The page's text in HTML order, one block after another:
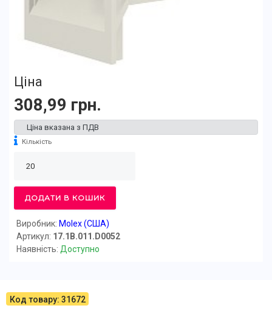
Ціна
308,99 грн.
Ціна вказана з ПДВ
Кількість
ДОДАТИ В КОШИК
Виробник: Molex (США)
Артикул: 17.1B.011.D0052
Наявність: Доступно
Код товару: 31672